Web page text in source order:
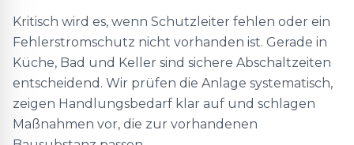
Kritisch wird es, wenn Schutzleiter fehlen oder ein
Fehlerstromschutz nicht vorhanden ist. Gerade in
Küche, Bad und Keller sind sichere Abschaltzeiten
entscheidend. Wir prüfen die Anlage systematisch,
zeigen Handlungsbedarf klar auf und schlagen
Maßnahmen vor, die zur vorhandenen